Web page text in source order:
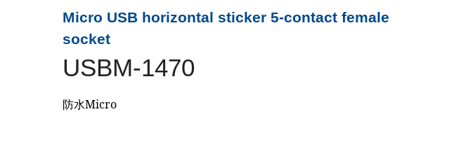
Micro USB horizontal sticker 5-contact female
socket
USBM-1470
防水Micro